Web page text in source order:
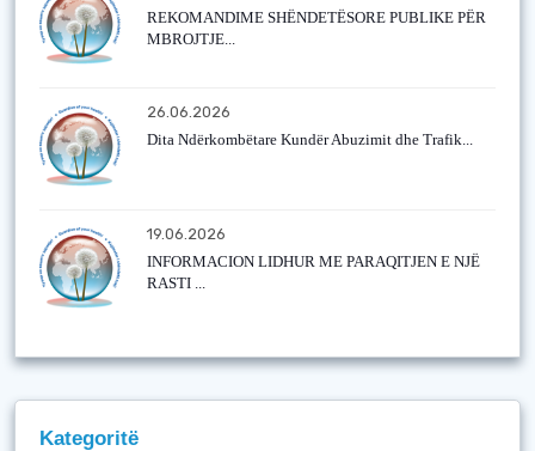
REKOMANDIME SHËNDETËSORE PUBLIKE PËR
MBROJTJE...
26.06.2026
Dita Ndërkombëtare Kundër Abuzimit dhe Trafik...
19.06.2026
INFORMACION LIDHUR ME PARAQITJEN E NJË
RASTI ...
Kategoritë